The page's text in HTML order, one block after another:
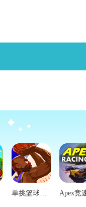
单挑篮球国际版